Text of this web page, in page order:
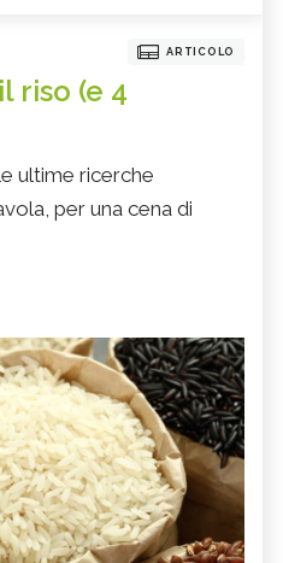
ARTICOLO
riso (e 4
ultime ricerche
per una cena di